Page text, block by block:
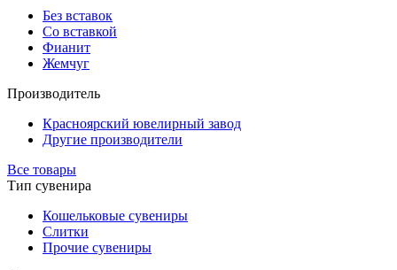
Без вставок
Со вставкой
Фианит
Жемчуг
Производитель
Красноярский ювелирный завод
Другие производители
Все товары
Тип сувенира
Кошельковые сувениры
Слитки
Прочие сувениры